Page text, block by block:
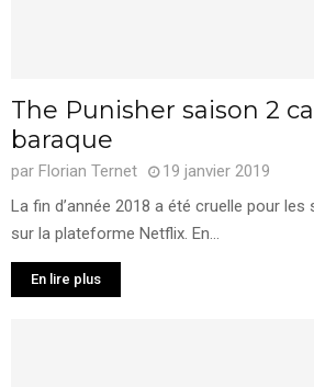
The Punisher saison 2
baraque
par Florian Ternet
19 janvier 2019
La fin d’année 2018 a été cruelle pour
sur la plateforme Netflix. En...
En lire plus